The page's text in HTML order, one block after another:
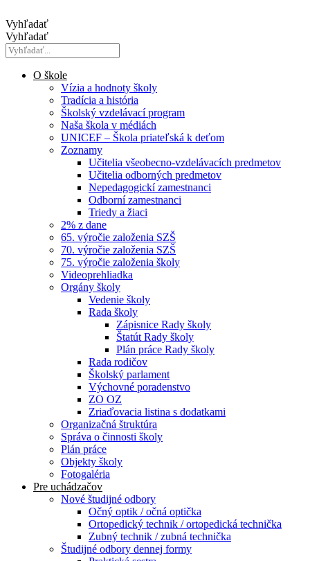
na
obsah
Vyhľadať
Vyhľadať
O škole
Vízia a hodnoty školy
Tradícia a história
Školský vzdelávací program
Naša škola v médiách
UNICEF – Škola priateľská k deťom
Zoznamy
Učitelia všeobecno-vzdelávacích predmetov
Učitelia odborných predmetov
Nepedagogickí zamestnanci
Odborní zamestnanci
Triedy a žiaci
2% z dane
65. výročie založenia SZŠ
70. výročie založenia SZŠ
75. výročie založenia školy
Videoprehliadka
Orgány školy
Vedenie školy
Rada školy
Zápisnice Rady školy
Štatút Rady školy
Plán práce Rady školy
Rada rodičov
Školský parlament
Výchovné poradenstvo
ZO OZ
Zriaďovacia listina s dodatkami
Organizačná štruktúra
Správa o činnosti školy
Plán práce
Objekty školy
Fotogaléria
Pre uchádzačov
Nové študijné odbory
Očný optik / očná optička
Ortopedický technik / ortopedická technička
Zubný technik / zubná technička
Študijné odbory dennej formy